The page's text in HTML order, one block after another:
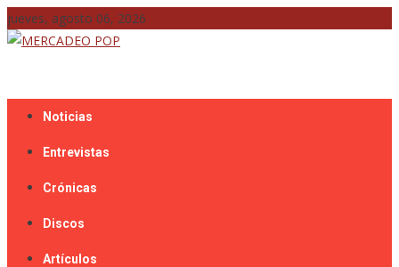
Skip
to
jueves, agosto 06, 2026
Noticias
Entrevistas
Crónicas
Discos
Artículos